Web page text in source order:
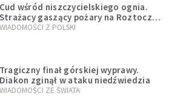
Cud wśród niszczycielskiego ognia.
Strażacy gaszący pożary na Roztoczu
opublikowali niezwykłe zdjęcie
WIADOMOŚCI Z POLSKI
Tragiczny finał górskiej wyprawy.
Diakon zginął w ataku niedźwiedzia
WIADOMOŚCI ZE ŚWIATA